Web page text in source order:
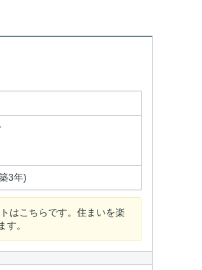
3年)
はこちらです。住まいを楽
。